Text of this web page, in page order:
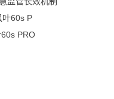
叶60s P
PRO